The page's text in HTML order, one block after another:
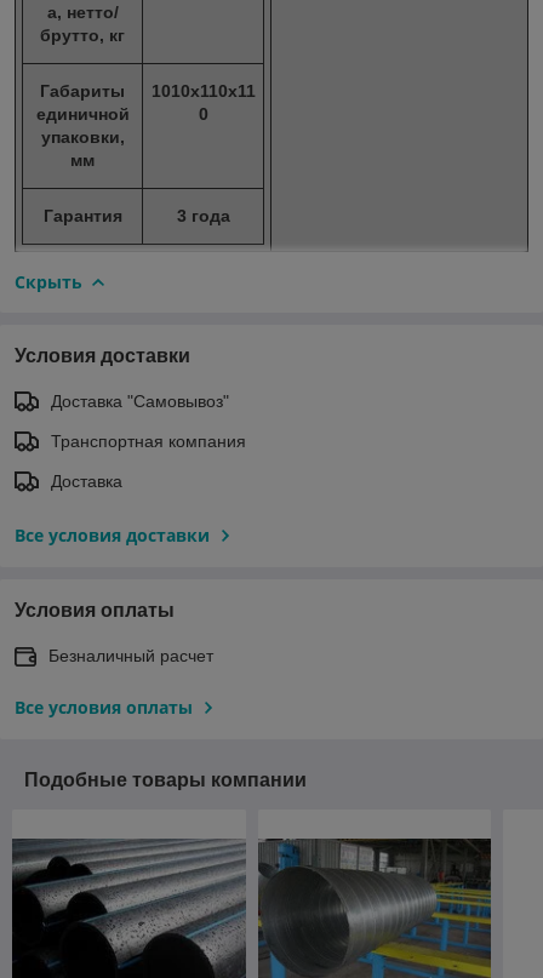
а, нетто/
брутто, кг
Габариты
единичной
упаковки,
мм
1010х110х11
0
Гарантия 3 года
Скрыть
Условия доставки
Доставка "Самовывоз"
Транспортная компания
Доставка
Все условия доставки
Условия оплаты
Безналичный расчет
Все условия оплаты
Подобные товары компании